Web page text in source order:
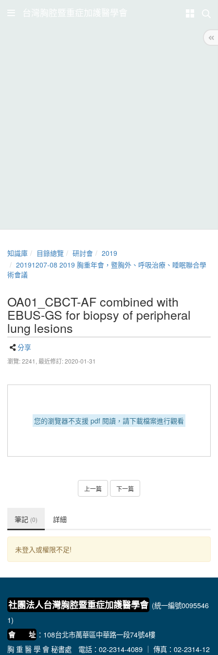
台灣胸腔暨重症加護醫學會
知識庫 目錄總覽 研討會
2019
20191207-08 2019 胸重年會，暨胸外、呼吸治療、睡眠聯合學
術會議
OA01_CBCT-AF combined with
EBUS-GS for biopsy of peripheral
lung lesions
分享
瀏覽: 2241, 最近修訂: 2020-01-31
您的瀏覽器不支援 pdf 閱讀，請下載檔案進行觀看
上一篇 下一篇
筆記 (0) 詳細
未登入或權限不足!
社團法人台灣胸腔暨重症加護醫學會 (統一編號0095546
1)
會 址 ：108台北市萬華區中華路一段74號4樓
胸 重 醫 學 會 秘書處 電話：02-2314-4089 ｜ 傳真：02-2314-12